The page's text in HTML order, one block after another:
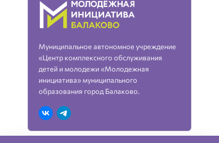
Муниципальное автономное учреждение
«Центр комплексного обслуживания
детей и молодежи «Молодежная
инициатива» муниципального
образования город Балаково.